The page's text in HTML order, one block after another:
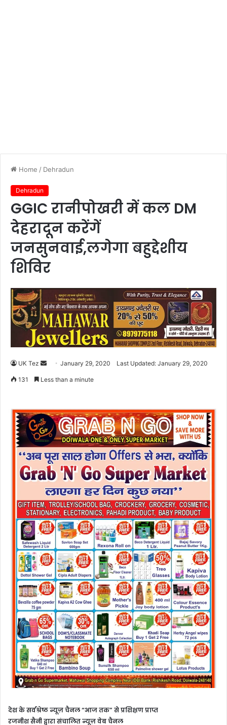
Home / Dehradun
Dehradun
GGIC रानीपोखरी में कल DM
देहरादून करेंगें
जनसुनवाई,लगेगा बहुद्देशीय
शिविर
UK Tez
a
e
m
a
i
January 29, 2020 Last Updated: January 29, 2020
131 Less than a minute
देश के सर्वश्रेष्ठ न्यूज़ चैनल “आज तक” से प्रशिक्षण प्राप्त
रजनीश सैनी द्वारा संचालित न्यूज़ वेब चैनल